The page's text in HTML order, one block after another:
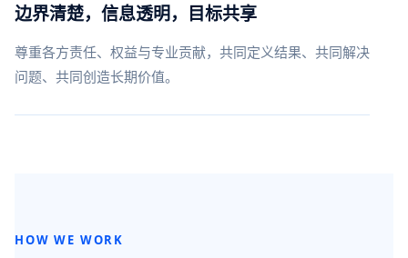
边界清楚，信息透明，目标共享
尊重各方责任、权益与专业贡献，共同定义结果、共同解决
问题、共同创造长期价值。
HOW WE WORK